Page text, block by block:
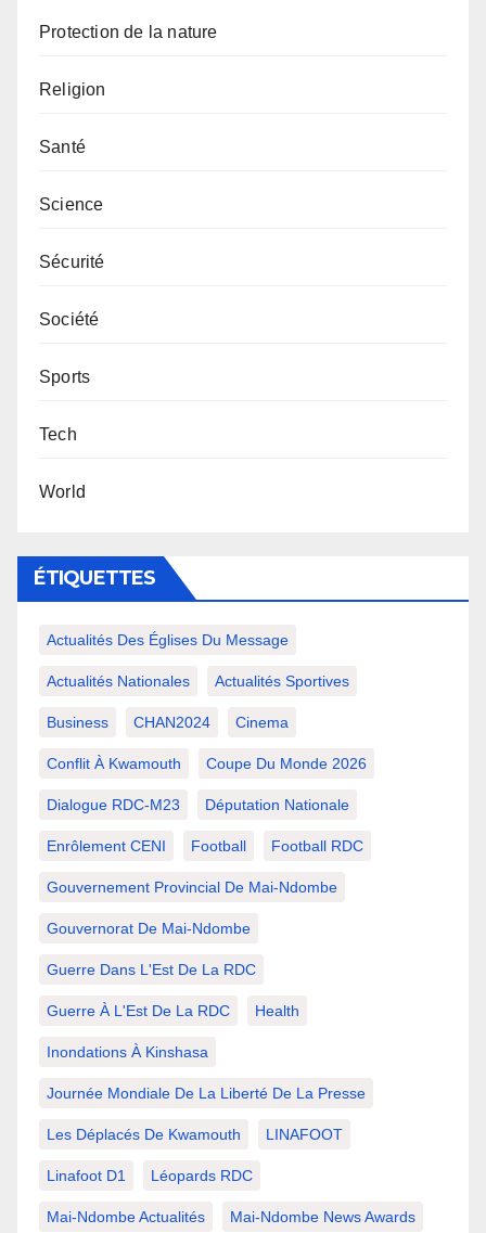
Protection de la nature
Religion
Santé
Science
Sécurité
Société
Sports
Tech
World
ÉTIQUETTES
Actualités Des Églises Du Message
Actualités Nationales Actualités Sportives
Business CHAN2024 Cinema
Conflit À Kwamouth Coupe Du Monde 2026
Dialogue RDC-M23 Députation Nationale
Enrôlement CENI Football Football RDC
Gouvernement Provincial De Mai-Ndombe
Gouvernorat De Mai-Ndombe
Guerre Dans L'Est De La RDC
Guerre À L'Est De La RDC Health
Inondations À Kinshasa
Journée Mondiale De La Liberté De La Presse
Les Déplacés De Kwamouth LINAFOOT
Linafoot D1 Léopards RDC
Mai-Ndombe Actualités Mai-Ndombe News Awards